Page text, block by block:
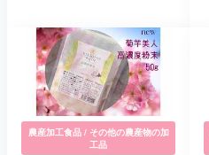
農産加工食品 / その他の農産物の加
工品